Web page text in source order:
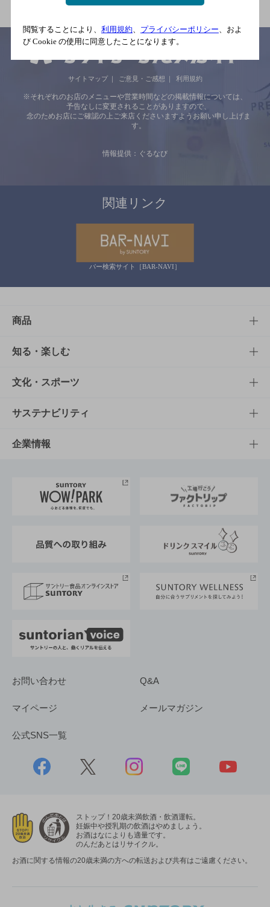
サイトマップ ご意見・ご感想 利用規約
※それぞれのお店のメニューや営業時間などの掲載情報については、
予告なしに変更されることがありますので、
念のためお店にご確認の上ご来店くださいますようお願い申し上げま
す。
情報提供：ぐるなび
関連リンク
バー検索サイト［BAR-NAVI］
商品
商品TOP
商品一覧
商品発売情報
栄養成分一覧
知る・楽しむ
知る・楽しむTOP
キャンペーン
工場見学
地域情報
文化・スポーツ
文化・スポーツTOP
サントリーホール
サントリーサンバーズ大阪
サステナビリティ
サステナビリティTOP
サントリーが考えるサステナビリティ経営
企業情報
企業概要
採用情報
お問い合わせ Q&A
マイページ メールマガジン
公式SNS一覧
ストップ！20歳未満飲酒・飲酒運転。
妊娠中や授乳期の飲酒はやめましょう。
お酒はなによりも適量です。
のんだあとはリサイクル。
お酒に関する情報の20歳未満の方への転送および共有はご遠慮ください。
閲覧することにより、 利用規約、 プライバシーポリシー、およ
び Cookie の使用に同意したことになります。